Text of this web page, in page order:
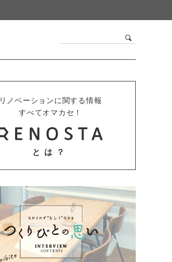
リノベーションに関する情報
すべてオマカセ！
とは？